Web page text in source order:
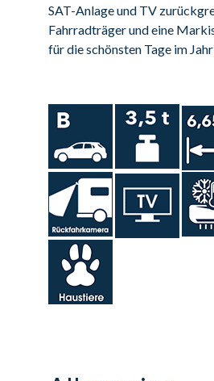
SAT-Anlage und TV
Fahrradträger und eine
für die schönsten Tage im